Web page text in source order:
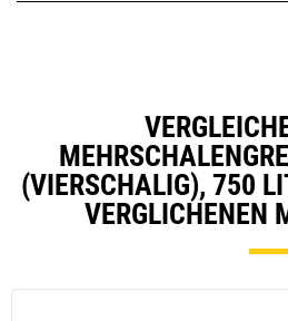
(VIERSCHALIG), 750
VERGLICHENEN